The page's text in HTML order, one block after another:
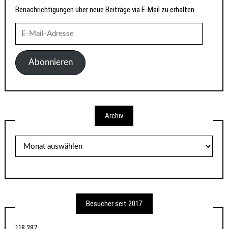
Benachrichtigungen über neue Beiträge via E-Mail zu erhalten.
Mail-
AdresseAbonnieren
Archiv
Besucher seit 2017